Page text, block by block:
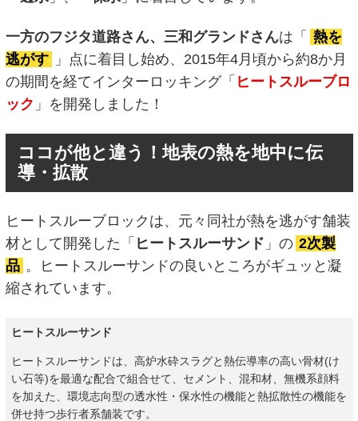
一方のフジタ道路さん、三和グランドさんは「
熱を
逃がす
」点に着目し始め、2015年4月頃から約8か月
の期間を経てインターロッキング「 ヒートスルーブロ
ック 」を開発しました！
ココが他と違う！地表の熱を地中に伝
導・拡散
ヒートスルーブロックは、元々同社が熱を逃がす舗装
材として開発した「 ヒートスルーサンド 」の 2次製
品 。ヒートスルーサンドの良いところがギュッと凝
縮されています。
ヒートスルーサンド
ヒートスルーサンドは、高炉水砕スラグと熱伝導率の高い骨材(け
い石等)を最適な配合で組合せて、セメント、混和材、無機系顔料
を加えた、環境志向型の透水性・保水性の機能と熱拡散性の機能を
併せ持つ歩行者系舗装です。